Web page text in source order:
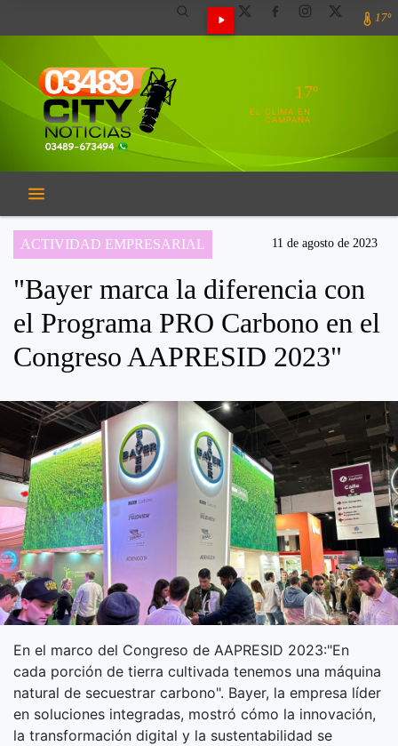
17º
17º
EL CLIMA EN
CAMPANA
ACTIVIDAD EMPRESARIAL 11 de agosto de 2023
"Bayer marca la diferencia con
el Programa PRO Carbono en el
Congreso AAPRESID 2023"
En el marco del Congreso de AAPRESID 2023:"En
cada porción de tierra cultivada tenemos una máquina
natural de secuestrar carbono". Bayer, la empresa líder
en soluciones integradas, mostró cómo la innovación,
la transformación digital y la sustentabilidad se